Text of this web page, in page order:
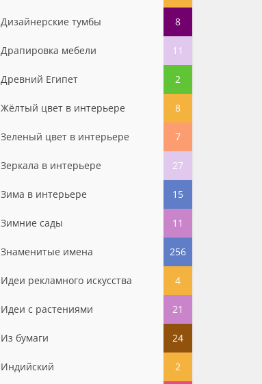
Дизайнерские тумбы 8
Драпировка мебели 11
Древний Египет 2
Жёлтый цвет в интерьере 8
Зеленый цвет в интерьере 7
Зеркала в интерьере 27
Зима в интерьере 15
Зимние сады 11
Знаменитые имена 256
Идеи рекламного искусства 4
Идеи с растениями 21
Из бумаги 24
Индийский 2